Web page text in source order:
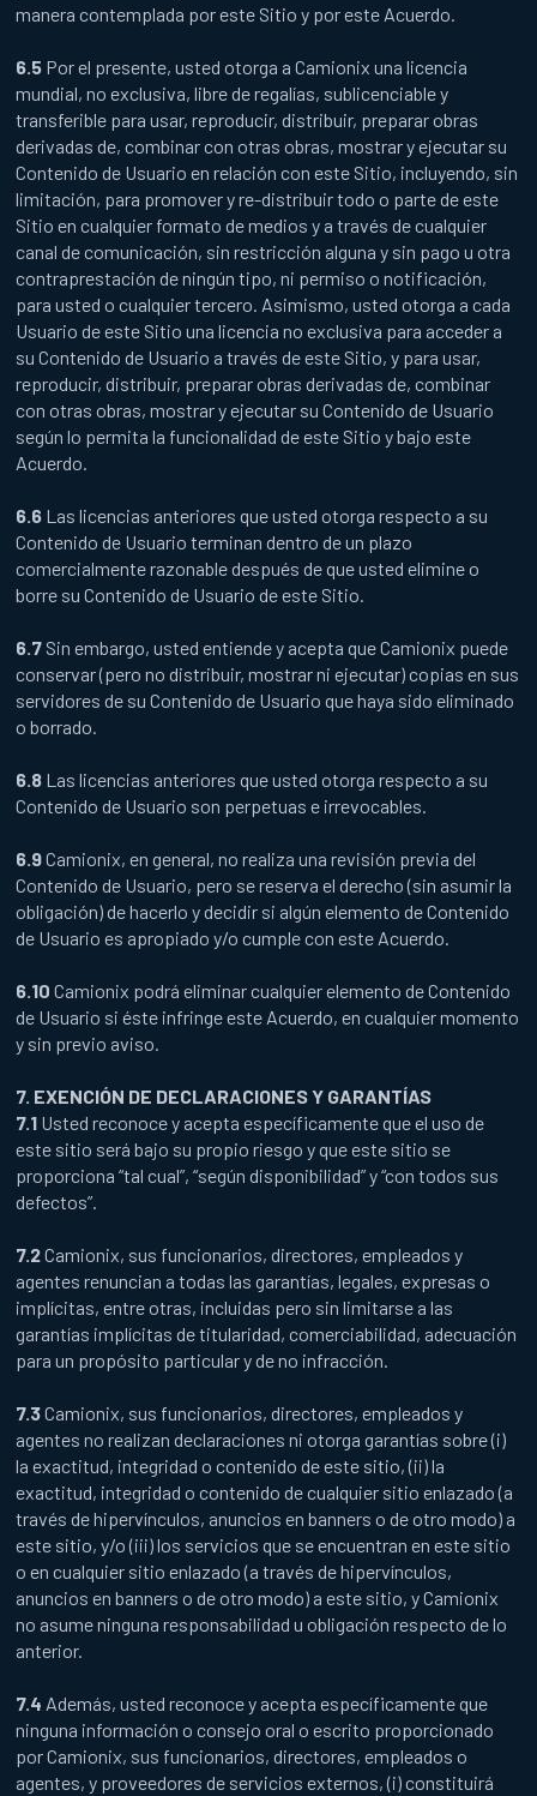
manera contemplada por este Sitio y por este Acuerdo.
6.5 Por el presente, usted otorga a Camionix una licencia
mundial, no exclusiva, libre de regalías, sublicenciable y
transferible para usar, reproducir, distribuir, preparar obras
derivadas de, combinar con otras obras, mostrar y ejecutar su
Contenido de Usuario en relación con este Sitio, incluyendo, sin
limitación, para promover y re-distribuir todo o parte de este
Sitio en cualquier formato de medios y a través de cualquier
canal de comunicación, sin restricción alguna y sin pago u otra
contraprestación de ningún tipo, ni permiso o notificación,
para usted o cualquier tercero. Asimismo, usted otorga a cada
Usuario de este Sitio una licencia no exclusiva para acceder a
su Contenido de Usuario a través de este Sitio, y para usar,
reproducir, distribuir, preparar obras derivadas de, combinar
con otras obras, mostrar y ejecutar su Contenido de Usuario
según lo permita la funcionalidad de este Sitio y bajo este
Acuerdo.
6.6 Las licencias anteriores que usted otorga respecto a su
Contenido de Usuario terminan dentro de un plazo
comercialmente razonable después de que usted elimine o
borre su Contenido de Usuario de este Sitio.
6.7 Sin embargo, usted entiende y acepta que Camionix puede
conservar (pero no distribuir, mostrar ni ejecutar) copias en sus
servidores de su Contenido de Usuario que haya sido eliminado
o borrado.
6.8 Las licencias anteriores que usted otorga respecto a su
Contenido de Usuario son perpetuas e irrevocables.
6.9Camionix, en general, no realiza una revisión previa del
Contenido de Usuario, pero se reserva el derecho (sin asumir la
obligación) de hacerlo y decidir si algún elemento de Contenido
de Usuario es apropiado y/o cumple con este Acuerdo.
6.10 Camionix podrá eliminar cualquier elemento de Contenido
de Usuario si éste infringe este Acuerdo, en cualquier momento
y sin previo aviso.
7. EXENCIÓN DE DECLARACIONES Y GARANTÍAS
7.1 Usted reconoce y acepta específicamente que el uso de
este sitio será bajo su propio riesgo y que este sitio se
proporciona “tal cual”, “según disponibilidad” y “con todos sus
defectos”.
7.2Camionix, sus funcionarios, directores, empleados y
agentes renuncian a todas las garantías, legales, expresas o
implícitas, entre otras, incluidas pero sin limitarse a las
garantías implícitas de titularidad, comerciabilidad, adecuación
para un propósito particular y de no infracción.
7.3Camionix, sus funcionarios, directores, empleados y
agentes no realizan declaraciones ni otorga garantías sobre (i)
la exactitud, integridad o contenido de este sitio, (ii) la
exactitud, integridad o contenido de cualquier sitio enlazado (a
través de hipervínculos, anuncios en banners o de otro modo) a
este sitio, y/o (iii) los servicios que se encuentran en este sitio
o en cualquier sitio enlazado (a través de hipervínculos,
anuncios en banners o de otro modo) a este sitio, y Camionix
no asume ninguna responsabilidad u obligación respecto de lo
anterior.
7.4 Además, usted reconoce y acepta específicamente que
ninguna información o consejo oral o escrito proporcionado
por Camionix, sus funcionarios, directores, empleados o
agentes, y proveedores de servicios externos, (i) constituirá